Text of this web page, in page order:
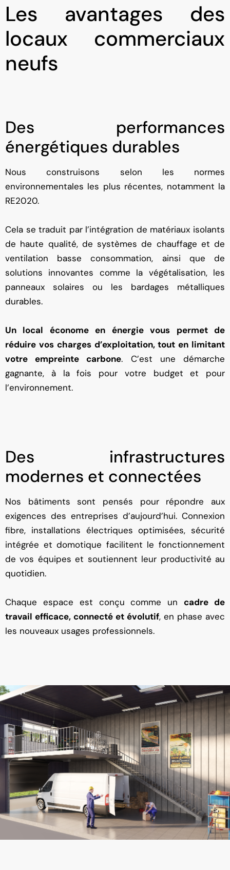
Les avantages des
locaux commerciaux
neufs
Des performances
énergétiques durables
Nous construisons selon les normes
environnementales les plus récentes, notamment la
RE2020.
Cela se traduit par l’intégration de matériaux isolants
de haute qualité, de systèmes de chauffage et de
ventilation basse consommation, ainsi que de
solutions innovantes comme la végétalisation, les
panneaux solaires ou les bardages métalliques
durables.
Un local économe en énergie vous permet de
réduire vos charges d’exploitation, tout en limitant
votre empreinte carbone. C’est une démarche
gagnante, à la fois pour votre budget et pour
l’environnement.
Des infrastructures
modernes et connectées
Nos bâtiments sont pensés pour répondre aux
exigences des entreprises d’aujourd’hui. Connexion
fibre, installations électriques optimisées, sécurité
intégrée et domotique facilitent le fonctionnement
de vos équipes et soutiennent leur productivité au
quotidien.
Chaque espace est conçu comme uncadre de
travail efficace, connecté et évolutif, en phase avec
les nouveaux usages professionnels.